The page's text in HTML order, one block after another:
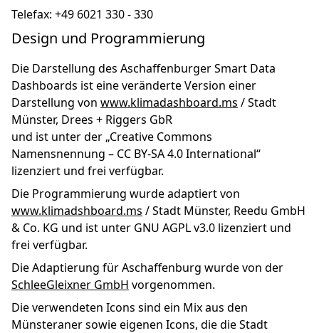
Telefax: +49 6021 330 - 330
Design und Programmierung
Die Darstellung des Aschaffenburger Smart Data
Dashboards ist eine veränderte Version einer
Darstellung von www.klimadashboard.ms / Stadt
Münster, Drees + Riggers GbR
und ist unter der „Creative Commons
Namensnennung – CC BY-SA 4.0 International“
lizenziert und frei verfügbar.
Die Programmierung wurde adaptiert von
www.klimadshboard.ms / Stadt Münster, Reedu GmbH
& Co. KG und ist unter GNU AGPL v3.0 lizenziert und
frei verfügbar.
Die Adaptierung für Aschaffenburg wurde von der
SchleeGleixner GmbH vorgenommen.
Die verwendeten Icons sind ein Mix aus den
Münsteraner sowie eigenen Icons, die die Stadt